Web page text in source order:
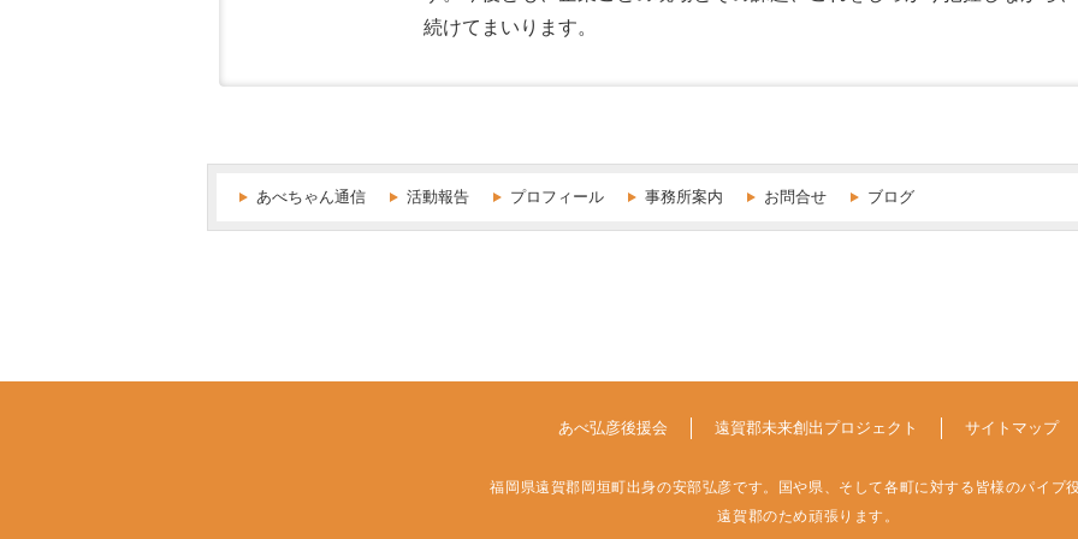
続けてまいります。
あべちゃん通信 活動報告 プロフィール 事務所案内 お問合せ ブログ
あべ弘彦後援会 遠賀郡未来創出プロジェクト サイトマップ
福岡県遠賀郡岡垣町出身の安部弘彦です。国や県、そして各町に対する皆様のパイプ
遠賀郡のため頑張ります。